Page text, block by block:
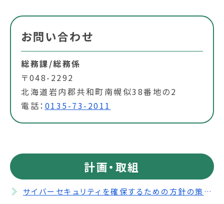
お問い合わせ
総務課/総務係
〒048-2292
北海道岩内郡共和町南幌似38番地の2
電話： 0135-73-2011
計画・取組
サイバーセキュリティを確保するための方針の策定について